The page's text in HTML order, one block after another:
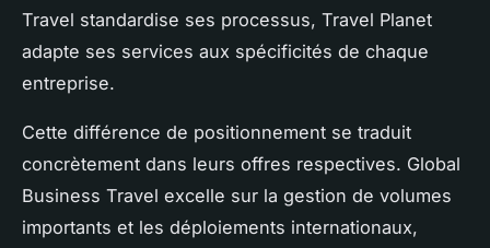
Travel standardise ses processus, Travel Planet
adapte ses services aux spécificités de chaque
entreprise.
Cette différence de positionnement se traduit
concrètement dans leurs offres respectives. Global
Business Travel excelle sur la gestion de volumes
importants et les déploiements internationaux,